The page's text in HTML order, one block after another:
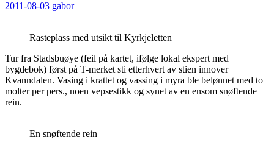
2011-08-03 gabor
Rasteplass med utsikt til Kyrkjeletten
Tur fra Stadsbuøye (feil på kartet, ifølge lokal ekspert med
bygdebok) først på T-merket sti etterhvert av stien innover
Kvanndalen. Vasing i krattet og vassing i myra ble belønnet med to
molter per pers., noen vepsestikk og synet av en ensom snøftende
rein.
En snøftende rein